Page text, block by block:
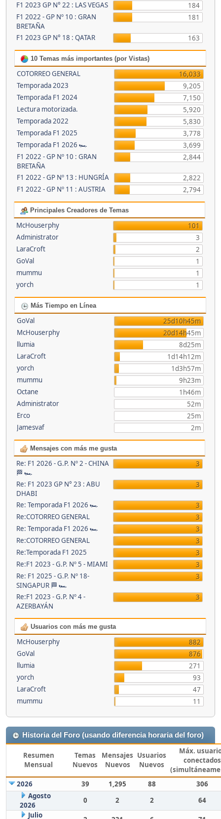
F1 2023 GP N° 22 : LAS VEGAS
184
F1 2022 - GP Nº 10 : GRAN
BRETAÑA
181
F1 2023 GP N° 18 : QATAR 163
10 Temas más importantes (por Vistas)
COTORREO GENERAL
16,033
Temporada 2023
9,205
Temporada F1 2024
7,150
Lectura motorizada.
5,920
Temporada 2022
5,830
Temporada F1 2025
3,778
Temporada F1 2026 🏎
3,699
F1 2022 - GP Nº 10 : GRAN
BRETAÑA
2,844
F1 2022 - GP Nº 13 : HUNGRÍA
2,822
F1 2022 - GP Nº 11 : AUSTRIA
2,794
Principales Creadores de Temas
McHouserphy
101
Administrator
3
LaraCroft
2
GoVal
1
mummu
1
yorch
1
Más Tiempo en Línea
GoVal
25d10h45m
McHouserphy
20d14h45m
llumia
8d25m
LaraCroft
1d14h12m
yorch
1d3h57m
mummu
9h23m
Octane
1h46m
Administrator
52m
Erco
25m
Jamesvaf
2m
Mensajes con más me gusta
Re: F1 2026 - G.P. Nº 2 - CHINA
🏁 🏎
3
Re: F1 2023 GP N° 23 : ABU
DHABI
3
Re: Temporada F1 2026 🏎
3
Re:COTORREO GENERAL
3
Re: Temporada F1 2026 🏎
3
Re:COTORREO GENERAL
3
Re:Temporada F1 2025
3
Re:F1 2023 - G.P. Nº 5 - MIAMI
3
Re: F1 2025 - G.P. Nº 18-
SINGAPUR 🏁 🏎
3
Re:F1 2023 - G.P. Nº 4 -
AZERBAYÁN
3
Usuarios con más me gusta
McHouserphy
882
GoVal
876
llumia
271
yorch
93
LaraCroft
47
mummu
11
Historia del Foro (usando diferencia horaria del foro)
Resumen
Mensual
Temas
Nuevos
Mensajes
Nuevos
Usuarios
Nuevos
Máx.
conectados
2026
39 1,295 88
306
Agosto
2026
0 2 2
64
Julio